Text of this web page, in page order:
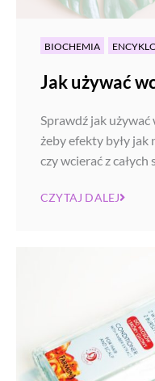
BIOCHEMIA
Jak używać
Sprawdź jak używać
żeby efekty były
czy wcierać z całych
CZYTAJ DALEJ